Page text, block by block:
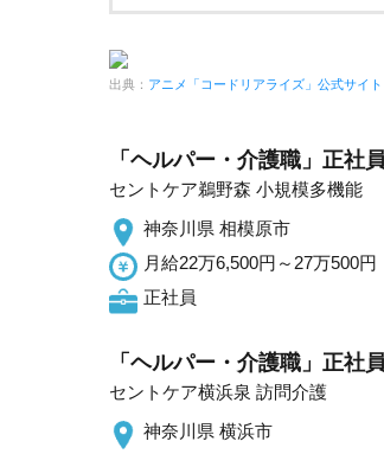
出典： アニメ「コードリアライズ」公式サイト
「ヘルパー・介護職」正社
セントケア鵜野森 小規模多機能
神奈川県 相模原市
月給22万6,500円～27万500円
正社員
「ヘルパー・介護職」正社
セントケア横浜泉 訪問介護
神奈川県 横浜市